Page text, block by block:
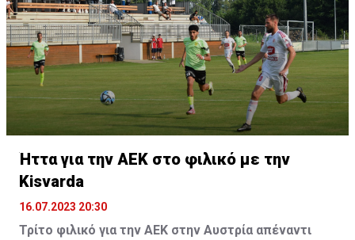
Ήττα για την ΑΕΚ στο φιλικό με την
Kisvarda
16.07.2023 20:30
Τρίτο φιλικό για την ΑΕΚ στην Αυστρία απέναντι